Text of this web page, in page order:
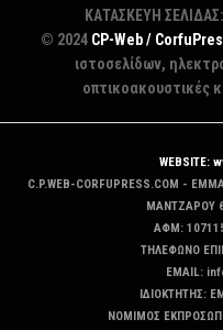
ΚΑΤΑΣΚΕΥΗ ΣΕΛΙΔΑΣ:
© 2024 CP-Web /
ιστοσελίδων,
οπτικοακουστικές
WEBSITE:
C.P.WEB-CORFUPRESS.COM -
MANTZAΡΟΥ
ΑΦΜ:
ΤΗΛΕΦΩΝΟ
EMAIL:
ΙΔΙΟΚΤΗΤΗΣ:
ΝΟΜΙΜΟΣ